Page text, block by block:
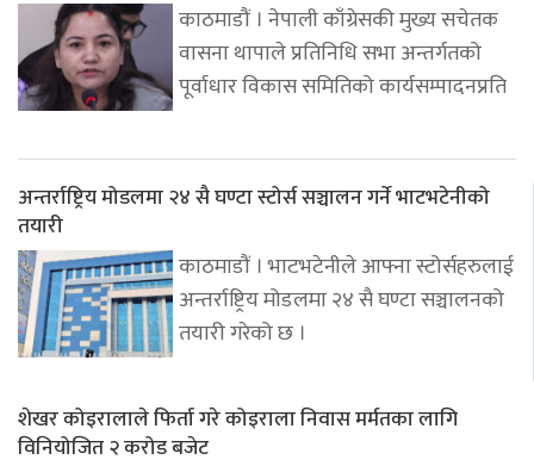
काठमाडौं । नेपाली काँग्रेसकी मुख्य सचेतक
वासना थापाले प्रतिनिधि सभा अन्तर्गतको
पूर्वाधार विकास समितिको कार्यसम्पादनप्रति
अन्तर्राष्ट्रिय मोडलमा २४ सै घण्टा स्टोर्स सञ्चालन गर्ने भाटभटेनीको
तयारी
काठमाडौं । भाटभटेनीले आफ्ना स्टोर्सहरुलाई
अन्तर्राष्ट्रिय मोडलमा २४ सै घण्टा सञ्चालनको
तयारी गरेको छ ।
शेखर कोइरालाले फिर्ता गरे कोइराला निवास मर्मतका लागि
विनियोजित २ करोड बजेट